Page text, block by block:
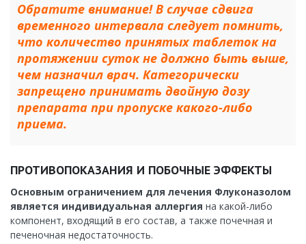
Обратите внимание! В случае сдвига
временного интервала следует помнить,
что количество принятых таблеток на
протяжении суток не должно быть выше,
чем назначил врач. Категорически
запрещено принимать двойную дозу
препарата при пропуске какого-либо
приема.
ПРОТИВОПОКАЗАНИЯ И ПОБОЧНЫЕ ЭФФЕКТЫ
Основным ограничением для лечения Флуконазолом
является индивидуальная аллергия на какой-либо
компонент, входящий в его состав, а также почечная и
печеночная недостаточность.